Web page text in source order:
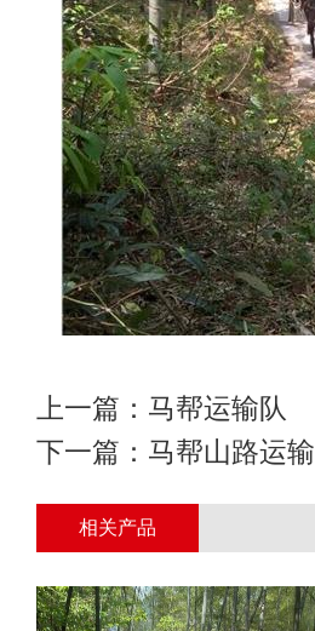
上一篇： 马帮运输队
下一篇： 马帮山路运输
相关产品